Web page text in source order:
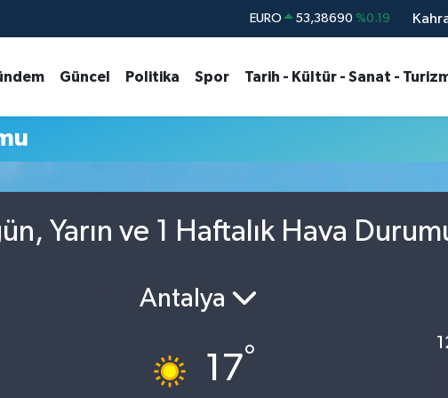
EURO 53,38690 %0.19
G.ALTIN 6862,09000 %0.19
BİST100 14.598,00 %0
Güncel Politika Spor Tarih - Kültür - Sanat -
Yarın ve 1 Haftalık Hava
Antalya
17°